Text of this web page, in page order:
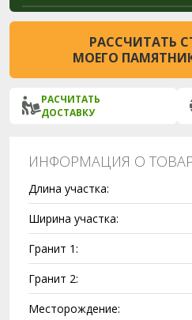
РАССЧИТАТЬ
МОЕГО
РАСЧИТАТЬ
ДОСТАВКУ
ИНФОРМАЦИЯ О
Длина участка:
Ширина участка:
Гранит 1:
Гранит 2:
Месторождение: